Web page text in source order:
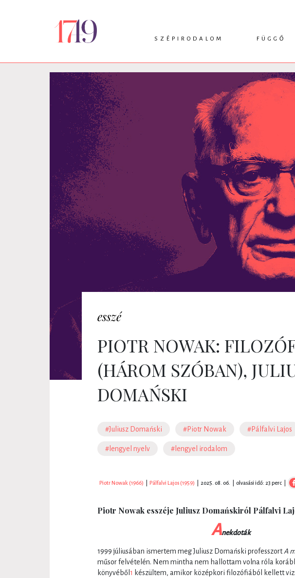
SZÉPIRODALOM
VERS
FÜGGŐ
KRITIKA
PODCAST
esszé
PIOTR NOWAK:
(HÁROM SZÓBAN),
DOMAŃSKI
#Juliusz Domański #Piotr Nowak #Pálfalvi Lajos
#lengyel nyelv #lengyel irodalom
Piotr Nowak (1966) Pálfalvi Lajos (1959) 2025. 08. 06. olvasási idő: 23 perc
Piotr Nowak esszéje Juliusz Domańskiról Pálfalvi
Anekdoták
1999 júliusában ismertem meg Juliusz Domański professzortA
műsor felvételén. Nem mintha nem hallottam volna róla
könyvéből 1 készültem, amikor középkori filozófiából kellett